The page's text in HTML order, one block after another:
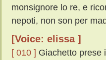
monsignore lo re, e
nepoti, non son per
[Voice: elissa ]
[ 010 ] Giachetto prese